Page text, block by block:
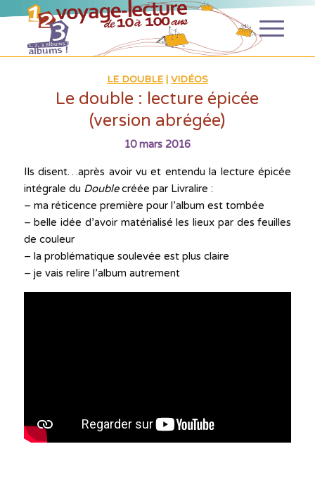
LE DOUBLE| VIDÉOS
Le double : lecture épicée
(version abrégée)
10 mars 2016
Ils disent…après avoir vu et entendu la lecture épicée
intégrale du Doublecréée par Livralire :
– ma réticence première pour l’album est tombée
– belle idée d’avoir matérialisé les lieux par des feuilles
de couleur
– la problématique soulevée est plus claire
– je vais relire l’album autrement